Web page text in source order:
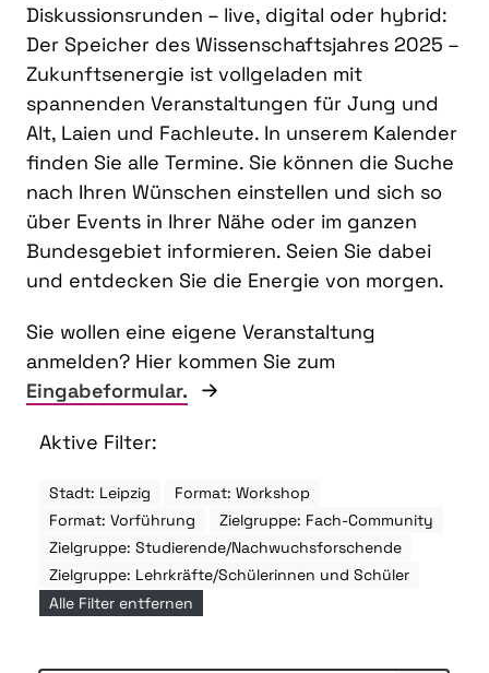
Diskussionsrunden – live, digital oder hybrid:
Der Speicher des Wissenschaftsjahres 2025 –
Zukunftsenergie ist vollgeladen mit
spannenden Veranstaltungen für Jung und
Alt, Laien und Fachleute. In unserem Kalender
finden Sie alle Termine. Sie können die Suche
nach Ihren Wünschen einstellen und sich so
über Events in Ihrer Nähe oder im ganzen
Bundesgebiet informieren. Seien Sie dabei
und entdecken Sie die Energie von morgen.
Sie wollen eine eigene Veranstaltung
anmelden? Hier kommen Sie zum
Eingabeformular.
Aktive Filter:
Stadt: Leipzig
Format: Workshop
Format: Vorführung
Zielgruppe: Fach-Community
Zielgruppe: Studierende/Nachwuchsforschende
Zielgruppe: Lehrkräfte/Schülerinnen und Schüler
Alle Filter entfernen